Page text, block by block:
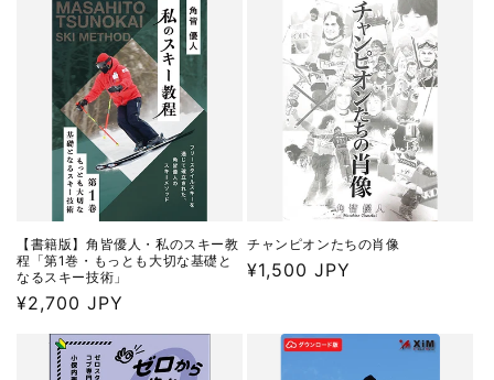
価
格
価
格
【書籍版】角皆優人・私のスキー教
程「第1巻・もっとも大切な基礎と
なるスキー技術」
通
¥2,700 JPY
チャンピオンたちの肖像
通
¥1,500 JPY